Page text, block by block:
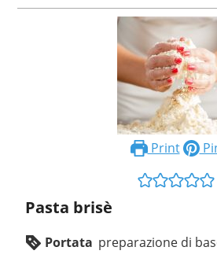
Print
Pasta brisè
Portata preparazione di